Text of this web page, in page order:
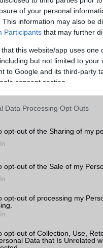
of your personal
This information may also be
Participants that may further
that this website/app uses
but not limited to
to Google and its third-party
consent section.
Data Processing Opt Outs
opt-out of the Sharing of my
opt-out of the Sale of my
opt-out of processing my
opt-out of Collection, Use,
Data that Is Unrelated
GPRS
EDGE
WAP
EMS /E-mail
Infraport
Wi-Fi extra
Blackberry